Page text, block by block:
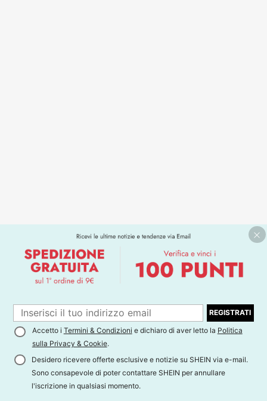
REGISTRATI
Accetto i Termini & Condizioni e dichiaro di aver letto la Politica
sulla Privacy & Cookie.
Desidero ricevere offerte esclusive e notizie su SHEIN via e-mail.
Sono consapevole di poter contattare SHEIN per annullare
l'iscrizione in qualsiasi momento.